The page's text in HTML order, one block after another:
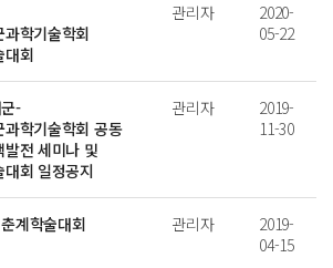
과학기술학회
대회
관리자
2020-
05-22
-
과학기술학회 공동
발전 세미나 및
대회 일정공지
관리자
2019-
11-30
계학술대회 관리자
2019-
04-15